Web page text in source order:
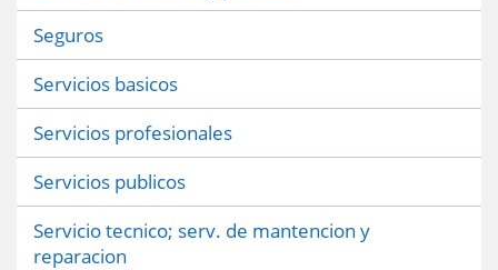
Seguros
Servicios basicos
Servicios profesionales
Servicios publicos
Servicio tecnico; serv. de mantencion y
reparacion